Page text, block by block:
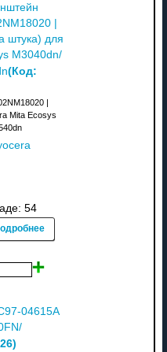
|
штука) для
M3040dn/
(Код:
|
Mita Ecosys
54
04615A
)